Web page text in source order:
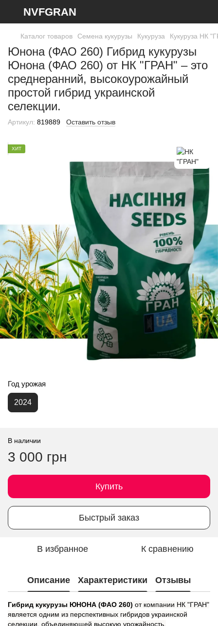
NVFGRAN
Каталог товаров Семена кукурузы Кукуруза Кукуруза НК
Юнона (ФАО 260) Гибрид кукурузы
Юнона (ФАО 260) от НК "ГРАН" – это
среднеранний, высокоурожайный
простой гибрид украинской
селекции.
Артикул: 819889 Оставить отзыв
ХИТ
Год урожая
2024
В наличии
3 000 грн
Купить
Быстрый заказ
В избранное К сравнению
Описание Характеристики Отзывы
Гибрид кукурузы ЮНОНА (ФАО 260) от компании НК "ГРАН"
является одним из перспективных гибридов украинской
селекции, объединяющей высокую урожайность,